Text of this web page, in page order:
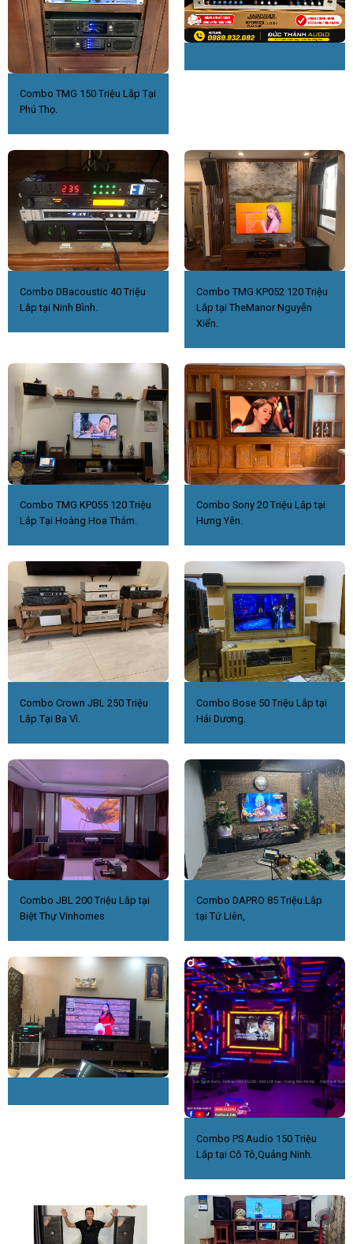
Combo TMG 150 Triệu Lắp Tại
Phú Thọ.
Combo DBacoustic 40 Triệu
Lắp tại Ninh Bình.
Combo TMG KP052 120 Triệu
Lắp tại TheManor Nguyễn
Xiển.
Combo TMG KP055 120 Triệu
Lắp Tại Hoàng Hoa Thám.
Combo Sony 20 Triệu Lắp tại
Hưng Yên.
Combo Crown JBL 250 Triệu
Lắp Tại Ba Vì.
Combo Bose 50 Triệu Lắp tại
Hải Dương.
Combo JBL 200 Triệu Lắp tại
Biệt Thự Vinhomes
Combo DAPRO 85 Triệu.Lắp
tại Tứ Liên,
Combo PS Audio 150 Triệu
Lắp tại Cô Tô,Quảng Ninh.